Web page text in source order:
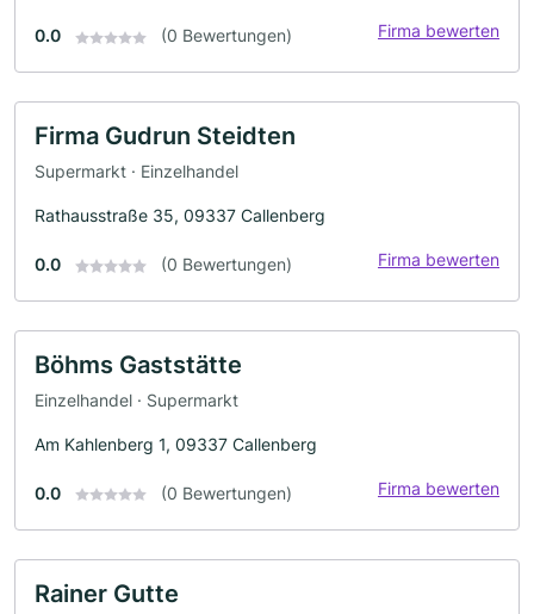
0.0 (0 Bewertungen) Firma bewerten
Firma Gudrun Steidten
Supermarkt · Einzelhandel
Rathausstraße 35, 09337 Callenberg
0.0 (0 Bewertungen) Firma bewerten
Böhms Gaststätte
Einzelhandel · Supermarkt
Am Kahlenberg 1, 09337 Callenberg
0.0 (0 Bewertungen) Firma bewerten
Rainer Gutte